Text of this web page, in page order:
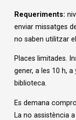
Requeriments:
enviar missatges
no saben utilitzar
Places limitades.
gener, a les 10 h, a
biblioteca.
Es demana
La no assistència